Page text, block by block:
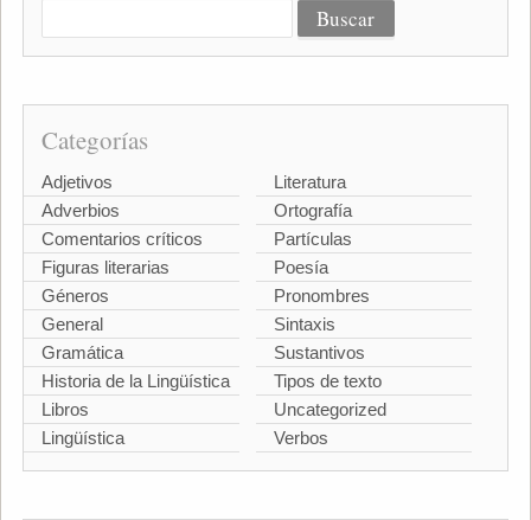
Categorías
Adjetivos
Adverbios
Comentarios críticos
Figuras literarias
Géneros
General
Gramática
Historia de la Lingüística
Libros
Lingüística
Literatura
Ortografía
Partículas
Poesía
Pronombres
Sintaxis
Sustantivos
Tipos de texto
Uncategorized
Verbos